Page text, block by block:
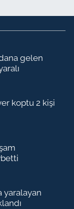
gelen
koptu 2 kişi
yaralayan